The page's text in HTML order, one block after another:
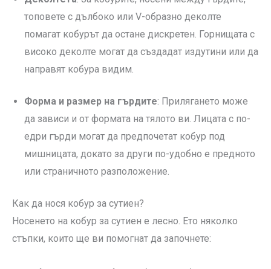
топовете с дълбоко или V-образно деколте
помагат кобурът да остане дискретен. Горнищата с
високо деколте могат да създадат издутини или да
направят кобура видим.
Форма и размер на гърдите: Прилягането може
да зависи и от формата на тялото ви. Лицата с по-
едри гърди могат да предпочетат кобур под
мишницата, докато за други по-удобно е предното
или страничното разположение.
Как да нося кобур за сутиен?
Носенето на кобур за сутиен е лесно. Ето няколко
стъпки, които ще ви помогнат да започнете: